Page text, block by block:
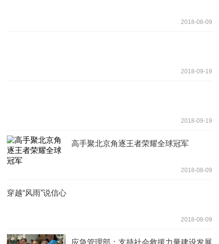
2018-08-09
2018-09-19
2018-09-19
高手聚北京角逐王者荣耀全球冠军
2018-08-09
穿越“风雨”说信心
2018-08-09
应急管理部：支持社会救援力量建设发展